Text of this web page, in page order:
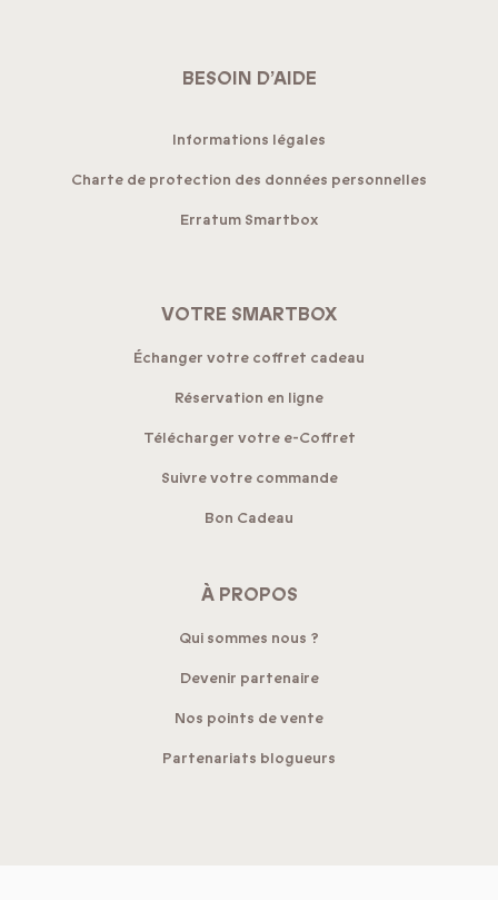
BESOIN D’AIDE
Informations légales
Charte de protection des données personnelles
Erratum Smartbox
VOTRE SMARTBOX
Échanger votre coffret cadeau
Réservation en ligne
Télécharger votre e-Coffret
Suivre votre commande
Bon Cadeau
À PROPOS
Qui sommes nous ?
Devenir partenaire
Nos points de vente
Partenariats blogueurs